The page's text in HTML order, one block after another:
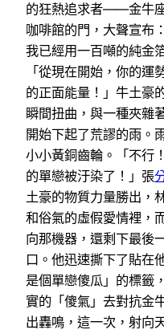
的狂熱追求者——金牛
咖啡館的門，大聲宣布
我已經用一百噸的純金
「從現在開始，你的
的正面能量！」牛土豪
瞬間扭曲，與一種夾雜
開始下起了荒謬的雨。
小小黃銅齒輪。「不行
的單戀被汙染了！」張
土豪的物質力量勝出，
和俗氣的虛假愛情裡，
向那機器，還剩下最後
口。他迅速撕下了貼在
是個單戀傻瓜」的標籤
實的「傻氣」去對抗金
出轟鳴，這一次，射向